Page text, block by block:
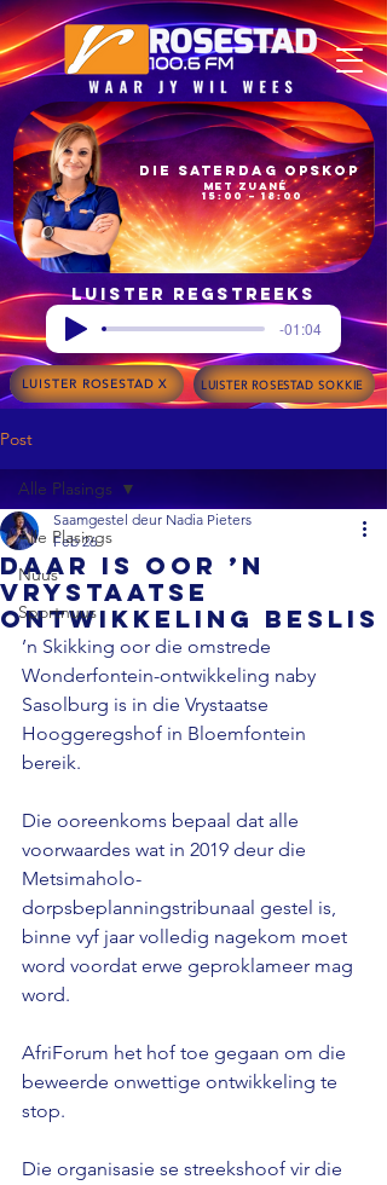
15:00 – 18:00
met Zuané
Die Saterdag Opskop
Luister regstreeks
-01:04
LUISTER ROSESTAD X LUISTER ROSESTAD SOKKIE
Post
Alle Plasings
Nuus
Sportnuus
Alle Plasings
Daar is oor ’n
Vrystaatse
ontwikkeling beslis
Saamgestel deur Nadia Pieters
Feb 26
’n Skikking oor die omstrede
Wonderfontein-ontwikkeling naby
Sasolburg is in die Vrystaatse
Hooggeregshof in Bloemfontein
bereik.
Die ooreenkoms bepaal dat alle
voorwaardes wat in 2019 deur die
Metsimaholo-
dorpsbeplanningstribunaal gestel is,
binne vyf jaar volledig nagekom moet
word voordat erwe geproklameer mag
word.
AfriForum het hof toe gegaan om die
beweerde onwettige ontwikkeling te
stop.
Die organisasie se streekshoof vir die